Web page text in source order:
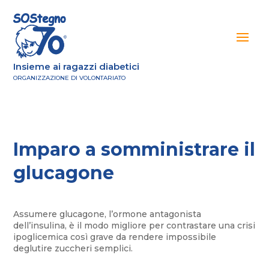
Insieme ai ragazzi diabetici
ORGANIZZAZIONE DI VOLONTARIATO
Imparo a somministrare il
glucagone
Assumere glucagone, l’ormone antagonista
dell’insulina, è il modo migliore per contrastare una crisi
ipoglicemica così grave da rendere impossibile
deglutire zuccheri semplici.